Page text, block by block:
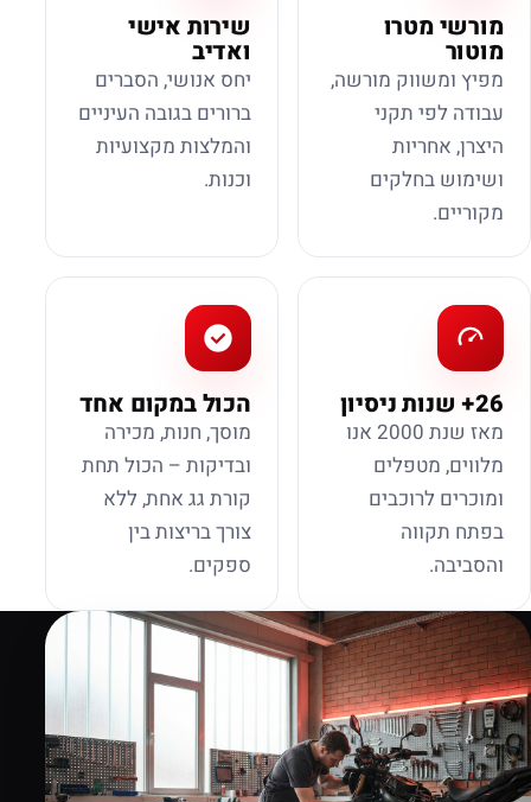
מורשי מטרו
מוטור
מפיץ ומשווק מורשה,
עבודה לפי תקני
היצרן, אחריות
ושימוש בחלקים
מקוריים.
שירות אישי
ואדיב
יחס אנושי, הסברים
ברורים בגובה העיניים
והמלצות מקצועיות
וכנות.
26+ שנות ניסיון
מאז שנת 2000 אנו
מלווים, מטפלים
ומוכרים לרוכבים
בפתח תקווה
והסביבה.
הכול במקום אחד
מוסך, חנות, מכירה
ובדיקות – הכול תחת
קורת גג אחת, ללא
צורך בריצות בין
ספקים.